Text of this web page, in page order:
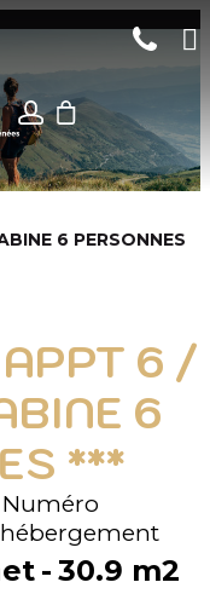
6 PERSONNES
6 /
6
***
Numéro
30.9 m2